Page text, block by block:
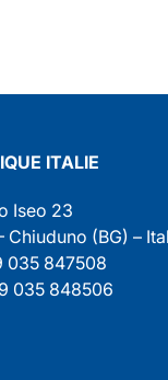
ITALIE
Iseo 23
Chiuduno (BG) –
035 847508
035 848506